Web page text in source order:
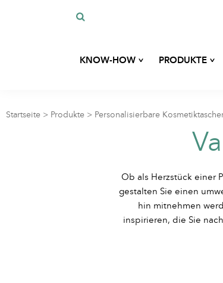
KNOW-HOW ^
Unser Fachwissen
PRODUKTE ^
Zubehör für Hygiene und
Schönheit
Startseite > Produkte > Personalisierbare
Ob als Herzstück einer
gestalten Sie einen
hin mitnehmen
inspirieren, die Sie